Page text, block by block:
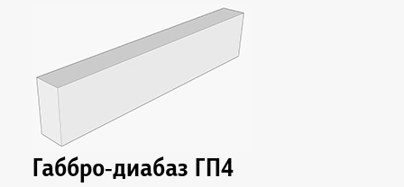
Габбро-диабаз ГП4